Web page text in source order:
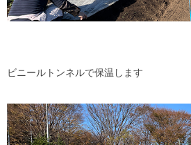
ビニールトンネルで保温します